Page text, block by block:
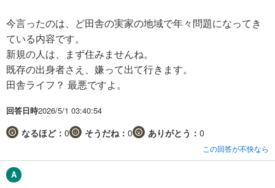
今言ったのは、ど田舎の実家の地域で年々問題になってき
ている内容です。
新規の人は、まず住みませんね。
既存の出身者さえ、嫌って出て行きます。
田舎ライフ？ 最悪ですよ。
回答日時2026/5/1 03:40:54
なるほど： 0 そうだね： 0 ありがとう： 0
この回答が不快なら